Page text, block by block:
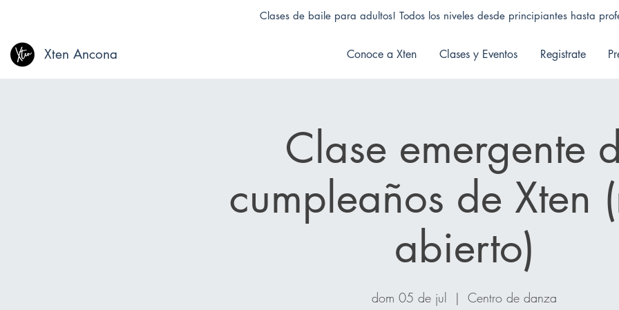
Clases de baile para adultos! Todos los niveles desde principiantes hasta
Xten Ancona Conoce a Xten Clases y Eventos Registrate
Clase emergente
cumpleaños de Xten
abierto)
dom 05 de jul
  |
Centro de danza